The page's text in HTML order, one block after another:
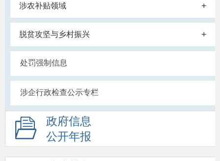
涉农补贴领域 +
脱贫攻坚与乡村振兴 +
处罚强制信息
涉企行政检查公示专栏
政府信息
公开年报